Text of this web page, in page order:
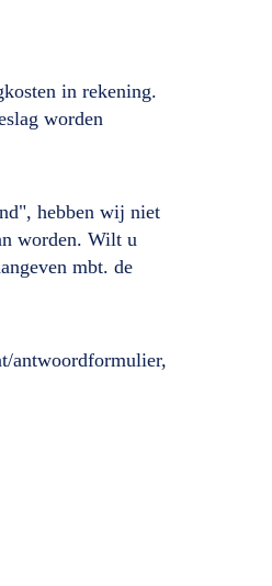
in rekening.
worden
hebben wij niet
worden. Wilt u
mbt. de
antwoordformulier,